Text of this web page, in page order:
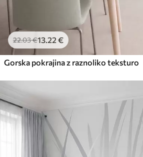
22.03€13 .22 €
Gorska pokrajina z raznoliko teksturo